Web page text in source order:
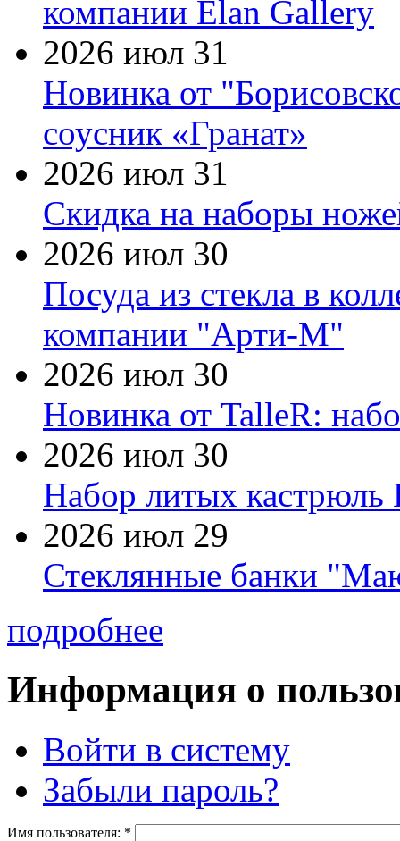
компании Elan Gallery
2026 июл 31
Новинка от
соусник «Гранат»
2026 июл 31
Скидка на наборы
2026 июл 30
Посуда из стекла в
компании "Арти-М"
2026 июл 30
Новинка от TalleR:
2026 июл 30
Набор литых кастрюль
2026 июл 29
Стеклянные банки
подробнее
Информация о
Войти в систему
Забыли пароль?
Имя пользователя: *